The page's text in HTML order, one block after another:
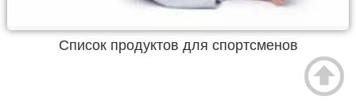
Список продуктов для спортсменов